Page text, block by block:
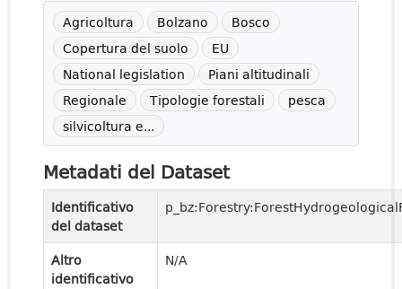
Agricoltura Bolzano
Bosco
Copertura del suolo
EU
National legislation
Piani altitudinali
Regionale
Tipologie forestali
pesca
silvicoltura e...
Metadati del Dataset
Identificativo
del dataset
Altro
identificativo
N/A